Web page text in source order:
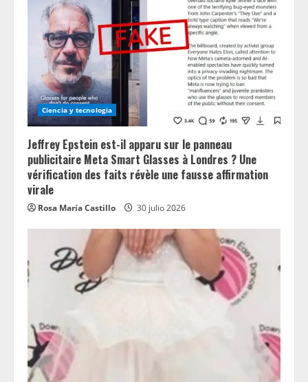
Ciencia y tecnologia
Jeffrey Epstein est-il apparu sur le panneau
publicitaire Meta Smart Glasses à Londres ? Une
vérification des faits révèle une fausse affirmation
virale
Rosa María Castillo 30 julio 2026